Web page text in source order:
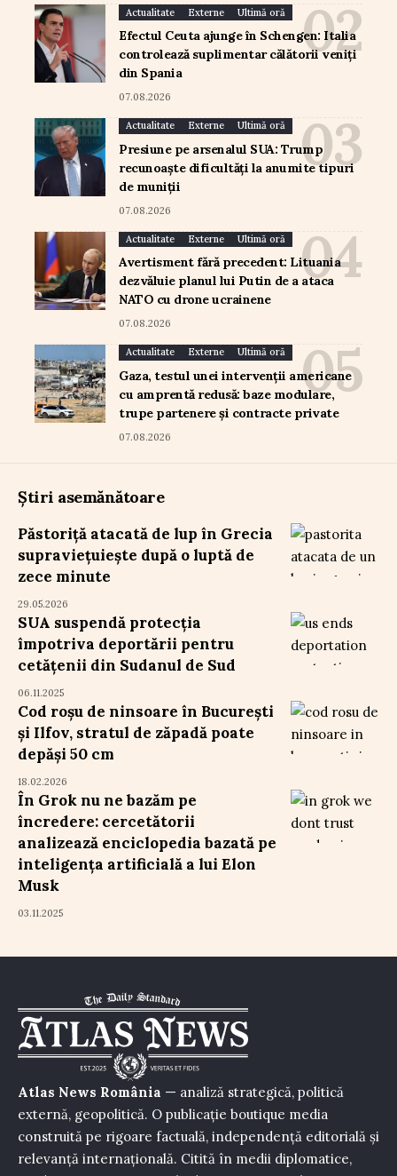
Actualitate Externe Ultimă oră
Efectul Ceuta ajunge în Schengen: Italia
controlează suplimentar călătorii veniți
din Spania
07.08.2026
Actualitate Externe Ultimă oră
Presiune pe arsenalul SUA: Trump
recunoaște dificultăți la anumite tipuri
de muniții
07.08.2026
Actualitate Externe Ultimă oră
Avertisment fără precedent: Lituania
dezvăluie planul lui Putin de a ataca
NATO cu drone ucrainene
07.08.2026
Actualitate Externe Ultimă oră
Gaza, testul unei intervenții americane
cu amprentă redusă: baze modulare,
trupe partenere și contracte private
07.08.2026
Știri asemănătoare
Păstoriță atacată de lup în Grecia
supraviețuiește după o luptă de
zece minute
29.05.2026
SUA suspendă protecția
împotriva deportării pentru
cetățenii din Sudanul de Sud
06.11.2025
Cod roșu de ninsoare în București
și Ilfov, stratul de zăpadă poate
depăși 50 cm
18.02.2026
În Grok nu ne bazăm pe
încredere: cercetătorii
analizează enciclopedia bazată pe
inteligența artificială a lui Elon
Musk
03.11.2025
Atlas News România — analiză strategică, politică
externă, geopolitică. O publicație boutique media
construită pe rigoare factuală, independență editorială și
relevanță internațională. Citită în medii diplomatice,